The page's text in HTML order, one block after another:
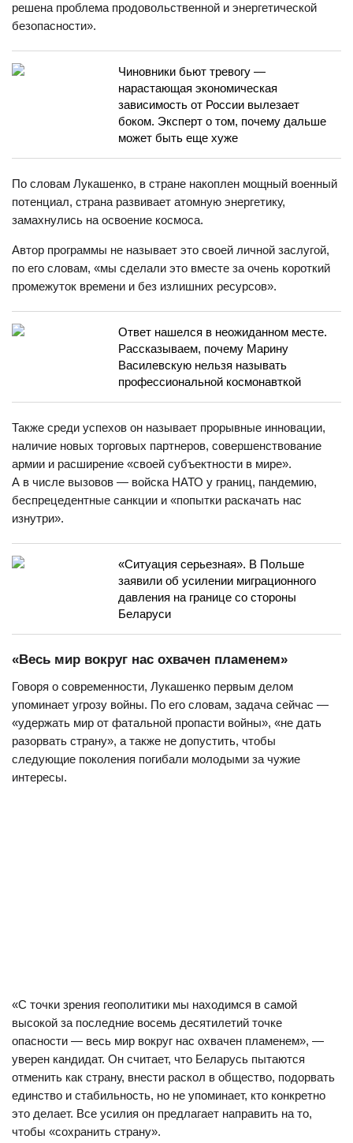
решена проблема продовольственной и энергетической
безопасности».
Чиновники бьют тревогу —
нарастающая экономическая
зависимость от России вылезает
боком. Эксперт о том, почему дальше
может быть еще хуже
По словам Лукашенко, в стране накоплен мощный военный
потенциал, страна развивает атомную энергетику,
замахнулись на освоение космоса.
Автор программы не называет это своей личной заслугой,
по его словам, «мы сделали это вместе за очень короткий
промежуток времени и без излишних ресурсов».
Ответ нашелся в неожиданном месте.
Рассказываем, почему Марину
Василевскую нельзя называть
профессиональной космонавткой
Также среди успехов он называет прорывные инновации,
наличие новых торговых партнеров, совершенствование
армии и расширение «своей субъектности в мире».
А в числе вызовов — войска НАТО у границ, пандемию,
беспрецедентные санкции и «попытки раскачать нас
изнутри».
«Ситуация серьезная». В Польше
заявили об усилении миграционного
давления на границе со стороны
Беларуси
«Весь мир вокруг нас охвачен пламенем»
Говоря о современности, Лукашенко первым делом
упоминает угрозу войны. По его словам, задача сейчас —
«удержать мир от фатальной пропасти войны», «не дать
разорвать страну», а также не допустить, чтобы
следующие поколения погибали молодыми за чужие
интересы.
«С точки зрения геополитики мы находимся в самой
высокой за последние восемь десятилетий точке
опасности — весь мир вокруг нас охвачен пламенем», —
уверен кандидат. Он считает, что Беларусь пытаются
отменить как страну, внести раскол в общество, подорвать
единство и стабильность, но не упоминает, кто конкретно
это делает. Все усилия он предлагает направить на то,
чтобы «сохранить страну».